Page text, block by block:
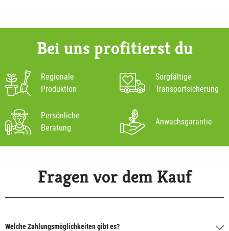
Bei uns profitierst du
Regionale
Produktion
Sorgfältige
Transportsicherung
Persönliche
Beratung
Anwachsgarantie
Fragen vor dem Kauf
Welche Zahlungsmöglichkeiten gibt es?